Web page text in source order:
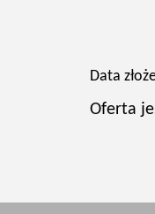
Data
Oferta